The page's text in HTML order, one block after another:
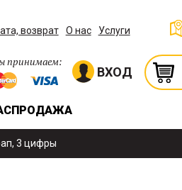
возврат О нас Услуги
принимаем:
ВХОД
3 цифры